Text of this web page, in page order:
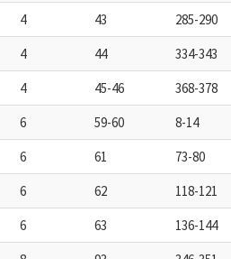
4 43 285-290
4 44 334-343
4 45-46 368-378
6 59-60 8-14
6 61 73-80
6 62 118-121
6 63 136-144